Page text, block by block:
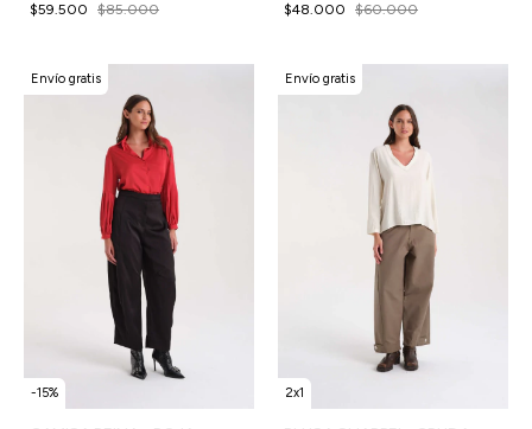
$59.500 $85.000 $48.000 $60.000
-15%
Envío gratis
2x1
Envío gratis